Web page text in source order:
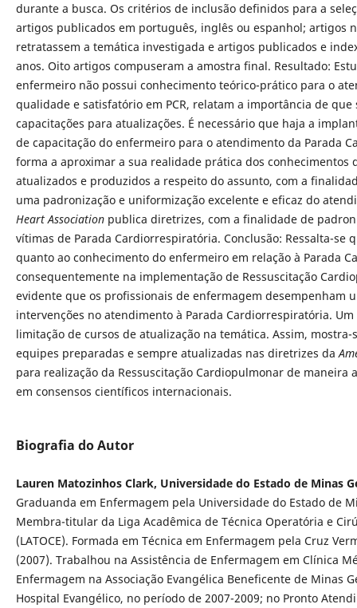
durante a busca. Os critérios de inclusão definidos para a
artigos publicados em português, inglês ou espanhol; artigos
retratassem a temática investigada e artigos publicados e
anos. Oito artigos compuseram a amostra final. Resultado:
enfermeiro não possui conhecimento teórico-prático para o
qualidade e satisfatório em PCR, relatam a importância de
capacitações para atualizações. É necessário que haja a
de capacitação do enfermeiro para o atendimento da Parada
forma a aproximar a sua realidade prática dos conhecimentos
atualizados e produzidos a respeito do assunto, com a
uma padronização e uniformização excelente e eficaz do
Heart Associationpublica diretrizes, com a finalidade de
vítimas de Parada Cardiorrespiratória. Conclusão: Ressalta-se
quanto ao conhecimento do enfermeiro em relação à Parada
consequentemente na implementação de Ressuscitação
evidente que os profissionais de enfermagem desempenham
intervenções no atendimento à Parada Cardiorrespiratória.
limitação de cursos de atualização na temática. Assim,
equipes preparadas e sempre atualizadas nas diretrizes da
para realização da Ressuscitação Cardiopulmonar de maneira
em consensos científicos internacionais.
Biografia do Autor
Lauren Matozinhos Clark, Universidade do Estado de Minas
Graduanda em Enfermagem pela Universidade do Estado de
Membra-titular da Liga Acadêmica de Técnica Operatória e
(LATOCE). Formada em Técnica em Enfermagem pela Cruz
(2007). Trabalhou na Assistência de Enfermagem em Clínica
Enfermagem na Associação Evangélica Beneficente de Minas
Hospital Evangélico, no período de 2007-2009; no Pronto